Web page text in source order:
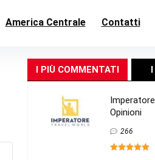
America Centrale Contatti
I PIÙ COMMENTATI
Opinioni
266